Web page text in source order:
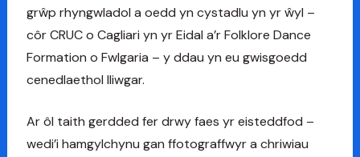
grŵp rhyngwladol a oedd yn cystadlu yn yr ŵyl –
côr CRUC o Cagliari yn yr Eidal a’r Folklore Dance
Formation o Fwlgaria – y ddau yn eu gwisgoedd
cenedlaethol lliwgar.
Ar ôl taith gerdded fer drwy faes yr eisteddfod –
wedi’i hamgylchynu gan ffotograffwyr a chriwiau